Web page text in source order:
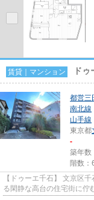
賃貸｜マンション ド
都営三
南北線
山手線
東京都
-
築年数
階数：
【ドゥーエ千石】 文京区
る閑静な高台の住宅街に佇